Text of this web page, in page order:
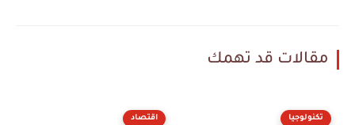
مقالات قد تهمك
تكنولوجيا اقتصاد